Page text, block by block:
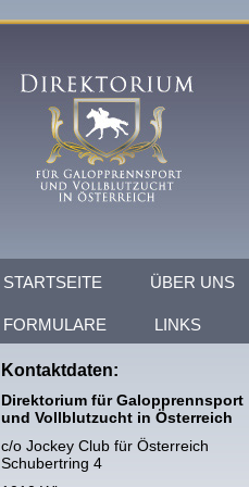
STARTSEITE ÜBER UNS
FORMULARE LINKS
Kontaktdaten:
Direktorium für Galopprennsport
und Vollblutzucht in Österreich
c/o Jockey Club für Österreich
Schubertring 4